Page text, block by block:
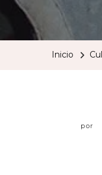
Inicio
por